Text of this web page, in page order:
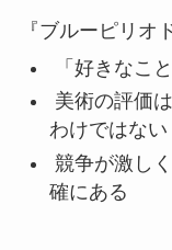
『ブルーピリオ
「好きなこ
美術の評価
わけではない
競争が激し
確にある